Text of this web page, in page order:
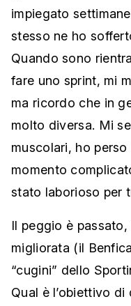
impiegato
stesso ne ho
Quando sono
fare uno sprint, mi
ma ricordo che in
molto diversa. Mi
muscolari, ho
momento
stato laborioso per
Il peggio è
migliorata (il
“cugini” dello
Qual è l’obiettivo